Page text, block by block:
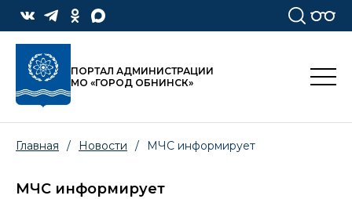
ПОРТАЛ АДМИНИСТРАЦИИ
МО «ГОРОД ОБНИНСК»
Главная / Новости / МЧС информирует
МЧС информирует